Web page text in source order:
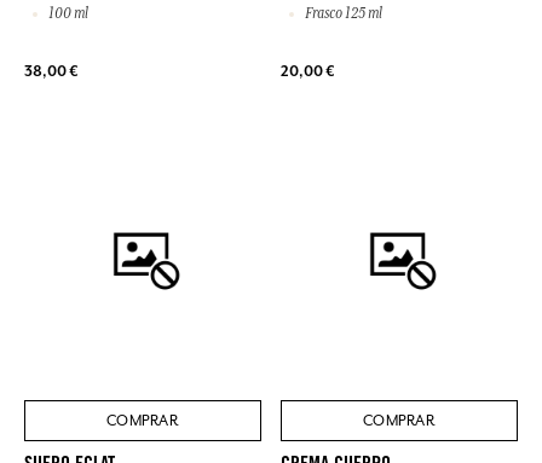
100 ml
38,00 €
Frasco 125 ml
20,00 €
COMPRAR COMPRAR